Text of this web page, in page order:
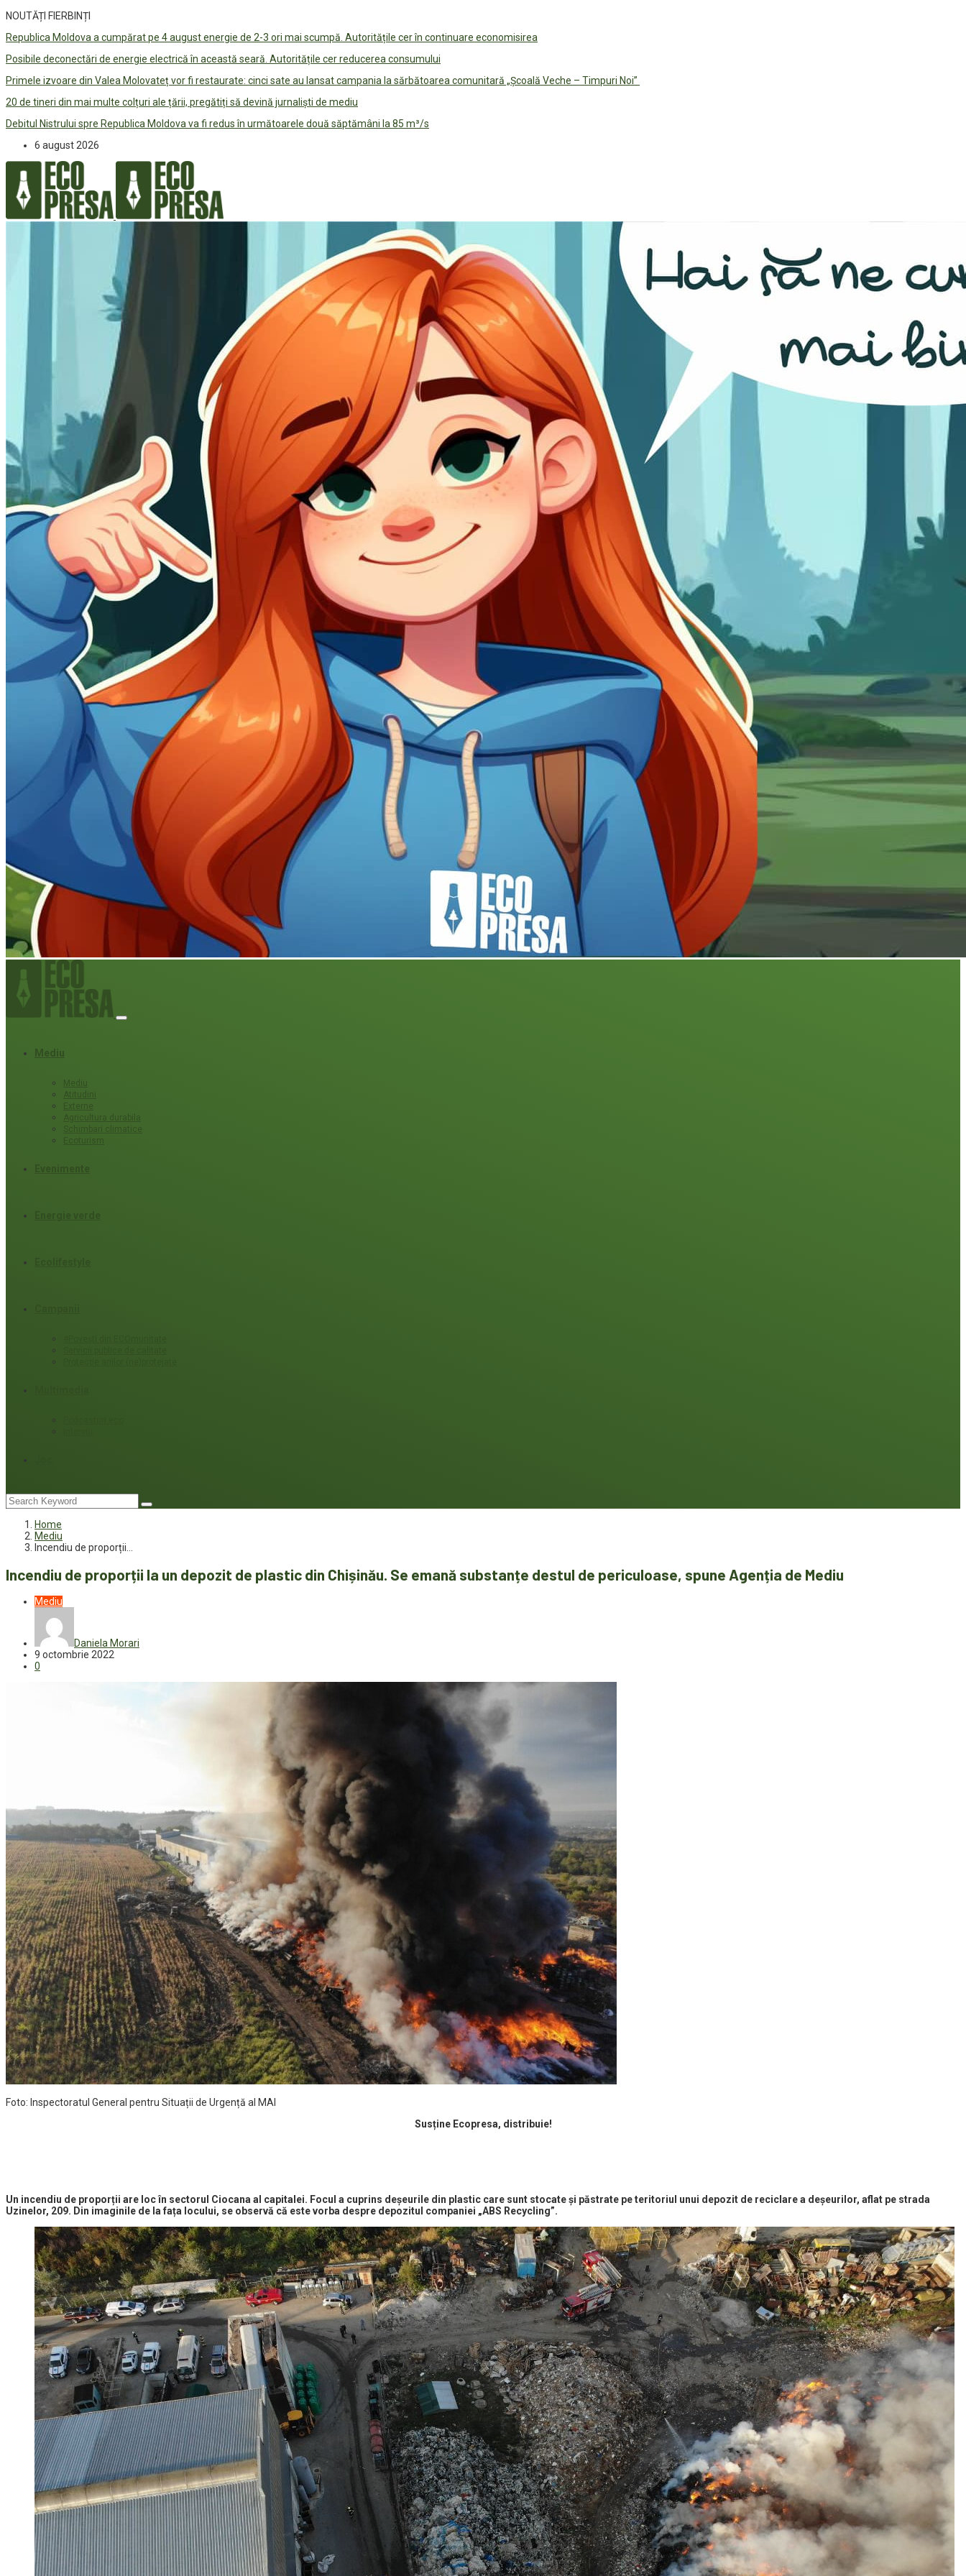
NOUTĂȚI FIERBINȚI
Republica Moldova a cumpărat pe 4 august energie de 2-3 ori mai scumpă. Autoritățile cer în continuare economisirea
Posibile deconectări de energie electrică în această seară. Autoritățile cer reducerea consumului
Primele izvoare din Valea Molovateț vor fi restaurate: cinci sate au lansat campania la sărbătoarea comunitară „Școală Veche – Timpuri Noi”
20 de tineri din mai multe colțuri ale țării, pregătiți să devină jurnaliști de mediu
Debitul Nistrului spre Republica Moldova va fi redus în următoarele două săptămâni la 85 m³/s
6 august 2026
Mediu
Mediu
Atitudini
Externe
Agricultura durabila
Schimbari climatice
Ecoturism
Home
Mediu
Incendiu de proporții…
Incendiu de proporții la un depozit de plastic din Chișinău. Se emană substanțe destul de periculoase, spune Agenția de Mediu
Mediu
Daniela Morari
9 octombrie 2022
0
Foto: Inspectoratul General pentru Situații de Urgență al MAI
Susține Ecopresa, distribuie!
Un incendiu de proporții are loc în sectorul Ciocana al capitalei. Focul a cuprins deșeurile din plastic care sunt stocate și păstrate pe teritoriul unui depozit de reciclare a deșeurilor, aflat pe strada
Uzinelor, 209. Din imaginile de la fața locului, se observă că este vorba despre depozitul companiei „ABS Recycling”.